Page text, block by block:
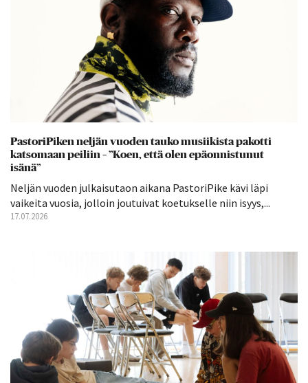
PastoriPiken neljän vuoden tauko musiikista pakotti
katsomaan peiliin – ”Koen, että olen epäonnistunut
isänä”
Neljän vuoden julkaisutaon aikana PastoriPike kävi läpi
vaikeita vuosia, jolloin joutuivat koetukselle niin isyys,...
17.07.2026